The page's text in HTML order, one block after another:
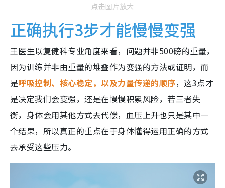
点击图片放大
正确执行3步才能慢慢变强
王医生以复健科专业角度来看，问题并非500磅的重量，
因为训练并非由重量的堆叠作为变强的方法或证明，而
是呼吸控制、核心稳定，以及力量传递的顺序，这3点才
是决定我们会变强，还是在慢慢积累风险，若三者失
衡，身体会用其他方式去代偿，血压上升也只是其中一
个结果，所以真正的重点在于身体懂得运用正确的方式
去承受这些压力。